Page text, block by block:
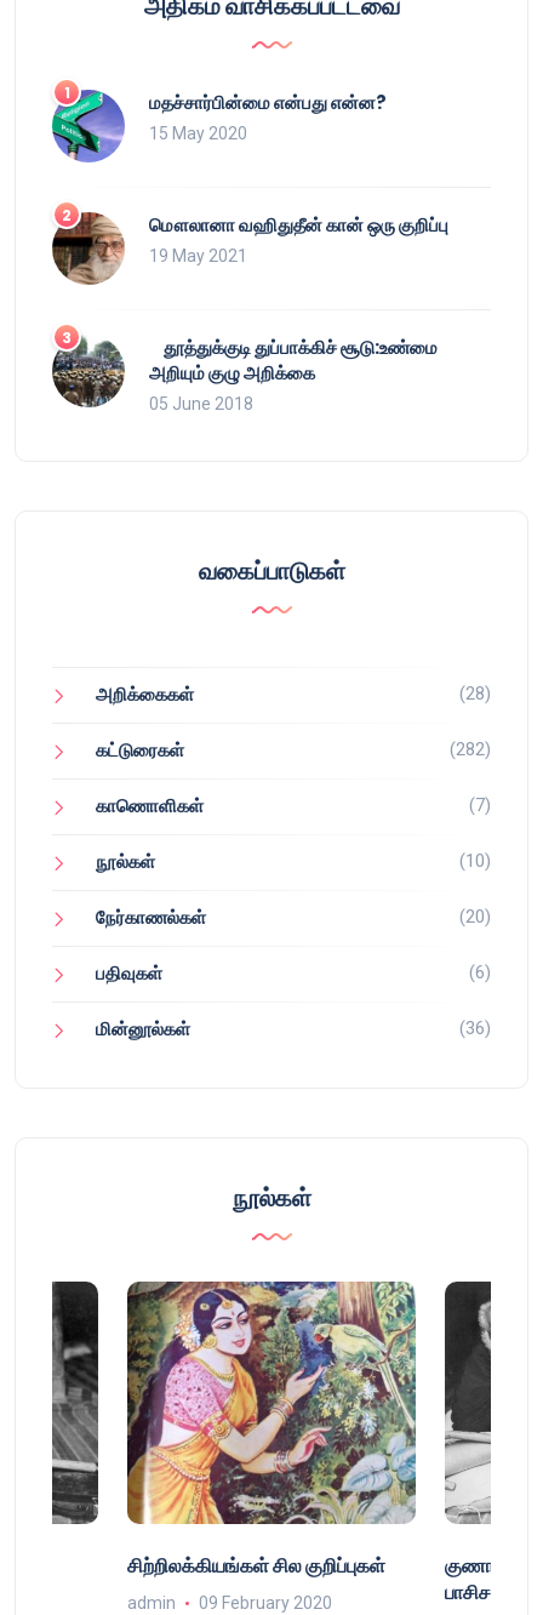
மதச்சார்பின்மை என்பது என்ன?
15 May 2020
மௌலானா வஹிதுதீன் கான் ஒரு குறிப்பு
19 May 2021
தூத்துக்குடி துப்பாக்கிச் சூடு:உண்மை
அறியும் குழு அறிக்கை
05 June 2018
வகைப்பாடுகள்
அறிக்கைகள் (28)
கட்டுரைகள் (282)
காணொளிகள் (7)
நூல்கள் (10)
நேர்காணல்கள் (20)
பதிவுகள் (6)
மின்னூல்கள் (36)
நூல்கள்
சிற்றிலக்கியங்கள் சில குறிப்புகள்
admin 09 February 2020
குணா :